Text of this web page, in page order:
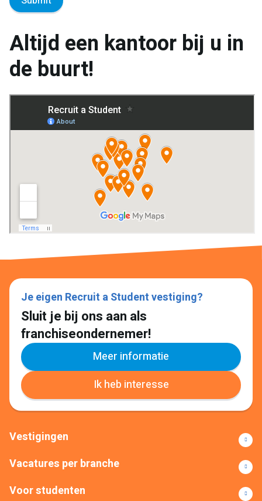
Altijd een kantoor bij u in
de buurt!
Je eigen Recruit a Student vestiging?
Sluit je bij ons aan als
franchiseondernemer!
Meer informatie
Ik heb interesse
Vestigingen
Vacatures per branche
Voor studenten